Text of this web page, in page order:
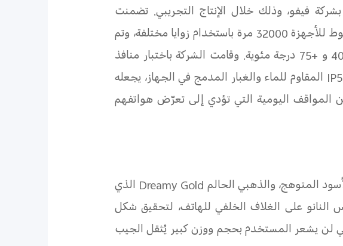
فيفو، وذلك خلال الإنتاج التجريبي. تضمنت
الاختبارات، اختبار مرونة الإطار والغلاف للخدوش اليومية، كما جرى اختبار السقوط للأجهزة 32000 مرة باستخدام زوايا مختلفة، وتم
منافذ
المقاوم للماء والغبار المدمج في الجهاز، يجعله
المواقف اليومية التي تؤدي إلى تعرّض هواتفهم
المتوهج، والذهبي الحالم Dreamy Gold الذي
النانو على الغلاف الخلفي للهاتف، لتحقيق شكل
جراماً، والتالي لن يشعر المستخدم بحجم ووزن كبير يُثقل الجيب